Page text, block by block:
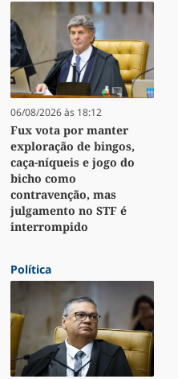
06/08/2026 às 18:12
Fux vota por manter
exploração de bingos,
caça-níqueis e jogo do
bicho como
contravenção, mas
julgamento no STF é
interrompido
Política